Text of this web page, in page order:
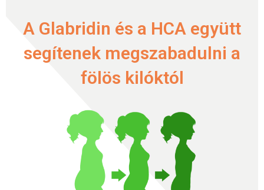
A Glabridin és a HCA együtt
segítenek megszabadulni a
fölös kilóktól